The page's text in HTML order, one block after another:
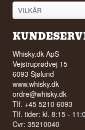
VILKÅR
Whisky.dk ApS
Vejstruprødvej 15
6093 Sjølund
www.whisky.dk
ordre@whisky.dk
Tlf. +45 5210 6093
Tlf. tider: kl. 8:15 -
Cvr: 35210040